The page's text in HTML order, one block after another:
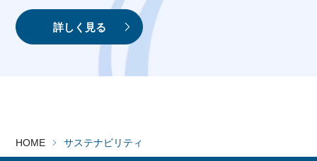
詳しく見る
HOME サステナビリティ